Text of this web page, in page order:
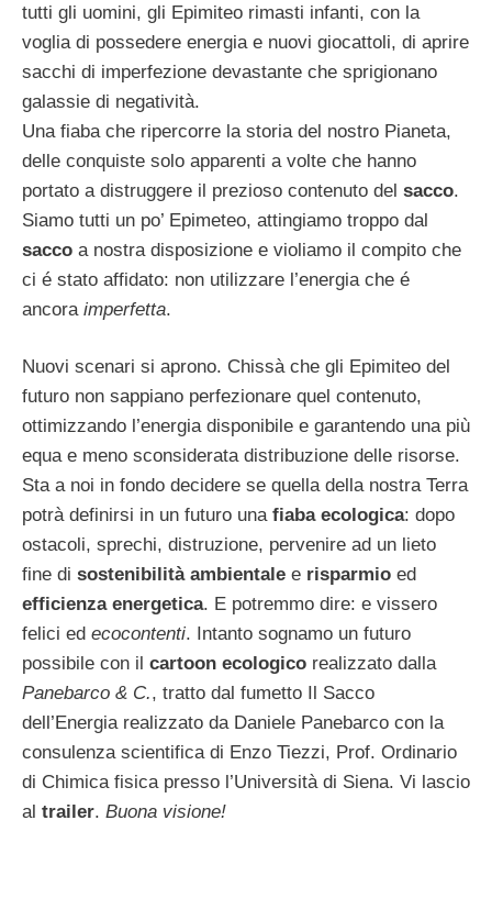
tutti gli uomini, gli Epimiteo rimasti infanti, con la
voglia di possedere energia e nuovi giocattoli, di aprire
sacchi di imperfezione devastante che sprigionano
galassie di negatività.
Una fiaba che ripercorre la storia del nostro Pianeta,
delle conquiste solo apparenti a volte che hanno
portato a distruggere il prezioso contenuto del sacco.
Siamo tutti un po’ Epimeteo, attingiamo troppo dal
sacco a nostra disposizione e violiamo il compito che
ci é stato affidato: non utilizzare l’energia che é
ancora imperfetta.
Nuovi scenari si aprono. Chissà che gli Epimiteo del
futuro non sappiano perfezionare quel contenuto,
ottimizzando l’energia disponibile e garantendo una più
equa e meno sconsiderata distribuzione delle risorse.
Sta a noi in fondo decidere se quella della nostra Terra
potrà definirsi in un futuro una fiaba ecologica: dopo
ostacoli, sprechi, distruzione, pervenire ad un lieto
fine di sostenibilità ambientale e risparmio ed
efficienza energetica. E potremmo dire: e vissero
felici ed ecocontenti. Intanto sognamo un futuro
possibile con il cartoon ecologico realizzato dalla
Panebarco & C., tratto dal fumetto Il Sacco
dell’Energia realizzato da Daniele Panebarco con la
consulenza scientifica di Enzo Tiezzi, Prof. Ordinario
di Chimica fisica presso l’Università di Siena. Vi lascio
al trailer. Buona visione!